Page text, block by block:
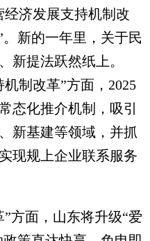
济发展支持机制改
新的一年里，关于民
新提法跃然纸上。
制改革”方面，2025
态化推介机制，吸引
新基建等领域，并抓
现规上企业联系服务
面，山东将升级“爱